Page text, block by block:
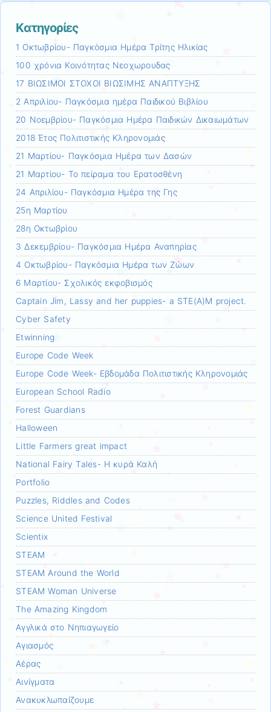
Kατηγορίες
1 Οκτωβρίου- Παγκόσμια Ημέρα Τρίτης Ηλικίας
100 χρόνια Κοινότητας Νεοχωρουδας
17 ΒΙΩΣΙΜΟΙ ΣΤΟΧΟΙ ΒΙΩΣΙΜΗΣ ΑΝΑΠΤΥΞΗΣ
2 Απριλίου- Παγκόσμια ημέρα Παιδικού Βιβλίου
20 Νοεμβρίου- Παγκόσμια Ημέρα Παιδικών Δικαιωμάτων
2018 Έτος Πολιτιστικής Κληρονομιάς
21 Mαρτίου- Παγκόσμια Ημέρα των Δασών
21 Μαρτίου- Το πείραμα του Ερατοσθένη
24 Απριλίου- Παγκόσμια Ημέρα της Γης
25η Μαρτίου
28η Οκτωβρίου
3 Δεκεμβρίου- Παγκόσμια Ημέρα Αναπηρίας
4 Οκτωβρίου- Παγκόσμια Ημέρα των Ζώων
6 Μαρτίου- Σχολικός εκφοβισμός
Captain Jim, Lassy and her puppies- a STE(A)M project.
Cyber Safety
Etwinning
Europe Code Week
Europe Code Week- Εβδομάδα Πολιτιστικής Κληρονομιάς
European School Radio
Forest Guardians
Halloween
Little Farmers great impact
National Fairy Tales- Η κυρά Καλή
Portfolio
Puzzles, Riddles and Codes
Science United Festival
Scientix
STEAM
STEAM Around the World
STEAM Woman Universe
The Amazing Kingdom
Αγγλικά στο Νηπιαγωγείο
Αγιασμός
Αέρας
Αινίγματα
Ανακυκλωπαίζουμε